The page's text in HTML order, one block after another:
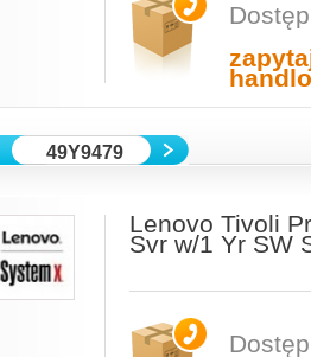
49Y9479
Lenovo Tivoli
Svr w/1 Yr SW